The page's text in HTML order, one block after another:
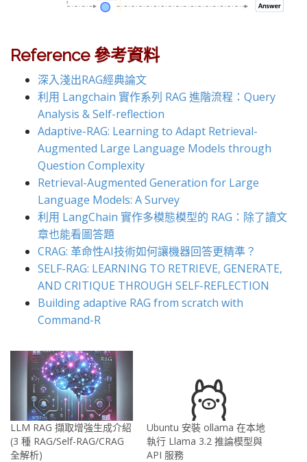
Reference 參考資料
深入淺出RAG經典論文
利用 Langchain 實作系列 RAG 進階流程：Query
Analysis & Self-reflection
Adaptive-RAG: Learning to Adapt Retrieval-
Augmented Large Language Models through
Question Complexity
Retrieval-Augmented Generation for Large
Language Models: A Survey
利用 LangChain 實作多模態模型的 RAG：除了讀文
章也能看圖答題
CRAG: 革命性AI技術如何讓機器回答更精準？
SELF-RAG: LEARNING TO RETRIEVE, GENERATE,
AND CRITIQUE THROUGH SELF-REFLECTION
Building adaptive RAG from scratch with
Command-R
LLM RAG 擷取增強生成介紹
(3 種 RAG/Self-RAG/CRAG
全解析)
Ubuntu 安裝 ollama 在本地
執行 Llama 3.2 推論模型與
API 服務